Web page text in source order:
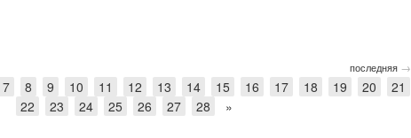
последняя →
7 8 9 10 11 12 13 14 15 16 17 18 19 20
21
22
23 24 25 26 27 28 »